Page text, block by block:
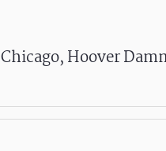
Hoover